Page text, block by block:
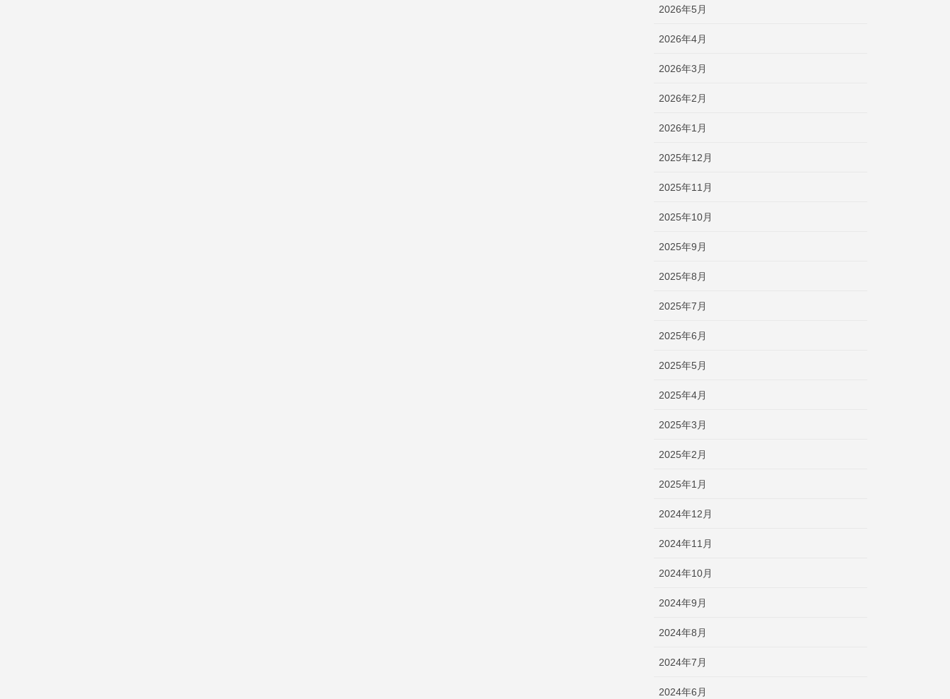
2026年5月
2026年4月
2026年3月
2026年2月
2026年1月
2025年12月
2025年11月
2025年10月
2025年9月
2025年8月
2025年7月
2025年6月
2025年5月
2025年4月
2025年3月
2025年2月
2025年1月
2024年12月
2024年11月
2024年10月
2024年9月
2024年8月
2024年7月
2024年6月